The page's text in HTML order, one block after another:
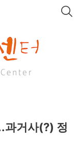
과거사(?) 정